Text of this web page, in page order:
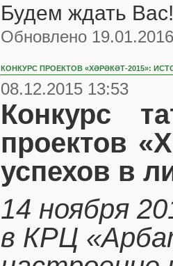
Будем ждать
Обновлено
КОНКУРС ПРОЕКТОВ «ХӘРӘКӘТ-2015»:
08.12.2015 13:53
Конкурс
проектов
успехов в
14 ноября
в КРЦ